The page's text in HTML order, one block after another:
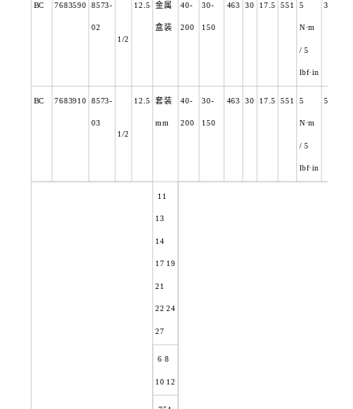
BC 7683590 8573-
02
1/2
12.5 金属
盒装
40-
200
30-
150
463 30 17.5 551 5
N·m
/ 5
lbf·in
3.5
BC 7683910 8573-
03
1/2
12.5 套装
mm
40-
200
30-
150
463 30 17.5 551 5
N·m
/ 5
lbf·in
5.1
11
13
14
17 19
21
22 24
27
6 8
10 12